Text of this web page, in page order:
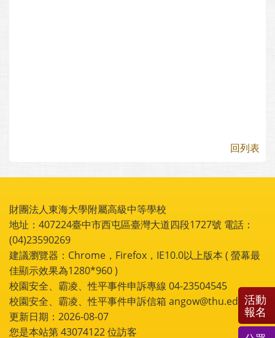
回列表
財團法人東海大學附屬高級中等學校
地址：407224臺中市西屯區臺灣大道四段1727號 電話：
(04)23590269
建議瀏覽器：Chrome，Firefox，IE10.0以上版本 ( 螢幕最
佳顯示效果為1280*960 )
校園安全、霸凌、性平事件申訴專線 04-23504545
校園安全、霸凌、性平事件申訴信箱 angow@thu.edu.tw
更新日期：2026-08-07
您是本站第43074122位訪客
活動
報名